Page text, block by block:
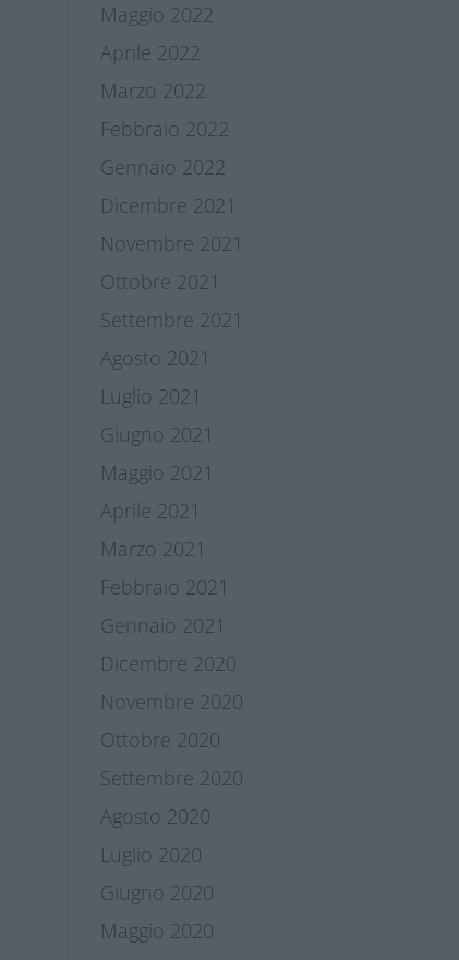
Maggio 2022
Aprile 2022
Marzo 2022
Febbraio 2022
Gennaio 2022
Dicembre 2021
Novembre 2021
Ottobre 2021
Settembre 2021
Agosto 2021
Luglio 2021
Giugno 2021
Maggio 2021
Aprile 2021
Marzo 2021
Febbraio 2021
Gennaio 2021
Dicembre 2020
Novembre 2020
Ottobre 2020
Settembre 2020
Agosto 2020
Luglio 2020
Giugno 2020
Maggio 2020